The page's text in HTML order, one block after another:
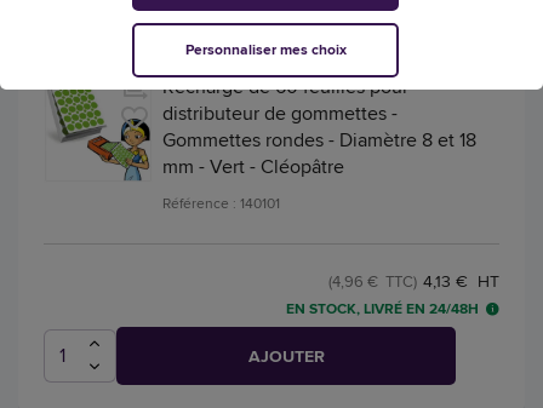
Recharge de 60 feuilles pour
distributeur de gommettes -
Gommettes rondes - Diamètre 8 et 18
mm - Vert - Cléopâtre
Référence : 140101
4,13 € HT
(4,96 € TTC)
EN STOCK, LIVRÉ EN 24/48H
AJOUTER
Personnaliser mes choix